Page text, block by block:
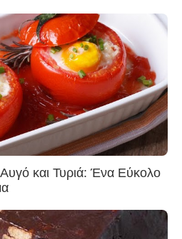
Αυγό και Τυριά: Ένα Εύκολο